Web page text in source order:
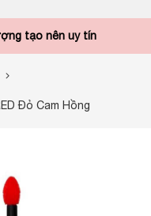
tạo nên uy tín
Đỏ Cam Hồng